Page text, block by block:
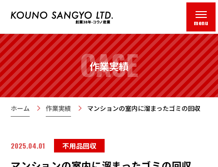
menu
CASE
作業実績
ホーム 作業実績 マンションの室内に溜まったゴミの回収
2025.04.01 不用品回収